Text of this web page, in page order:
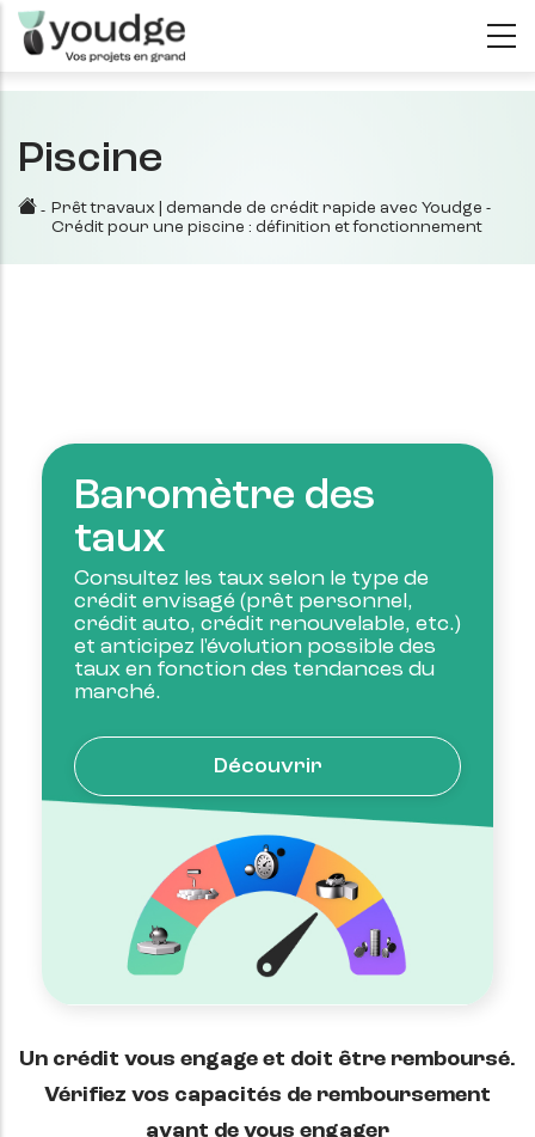
Aller
au
contenu
Piscine
- Prêt travaux | demande de crédit rapide avec Youdge -
Crédit pour une piscine : définition et fonctionnement
Baromètre des
taux
Consultez les taux selon le type de
crédit envisagé (prêt personnel,
crédit auto, crédit renouvelable, etc.)
et anticipez l'évolution possible des
taux en fonction des tendances du
marché.
Découvrir
Un crédit vous engage et doit être remboursé.
Vérifiez vos capacités de remboursement
avant de vous engager